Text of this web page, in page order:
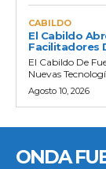
CABILDO
El Cabildo
Facilitadores
El Cabildo De
Nuevas
Agosto 10, 2026
ONDA